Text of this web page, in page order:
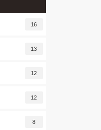
16
13
12
12
8